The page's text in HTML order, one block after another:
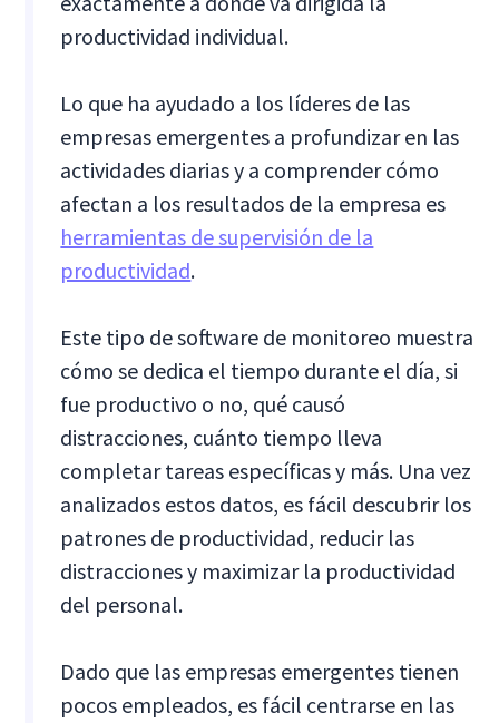
productividad individual.
Lo que ha ayudado a los líderes de las
empresas emergentes a profundizar en las
actividades diarias y a comprender cómo
afectan a los resultados de la empresa es
herramientas de supervisión de la
productividad.
Este tipo de software de monitoreo muestra
cómo se dedica el tiempo durante el día, si
fue productivo o no, qué causó
distracciones, cuánto tiempo lleva
completar tareas específicas y más. Una vez
analizados estos datos, es fácil descubrir los
patrones de productividad, reducir las
distracciones y maximizar la productividad
del personal.
Dado que las empresas emergentes tienen
pocos empleados, es fácil centrarse en las